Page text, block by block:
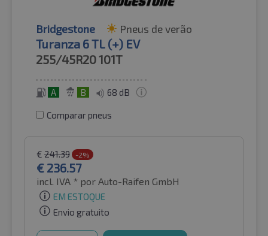
Bridgestone Pneus de verão
Turanza 6 TL (+) EV
255/45R20101T
A B 68 dB
Comparar pneus
€ 241.39 -2%
€ 236.57
incl. IVA * por Auto-Raifen GmbH
EM ESTOQUE
Envio gratuito